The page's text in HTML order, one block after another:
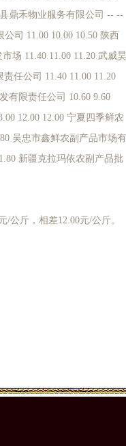
鼎禾物业服务有限公司 -- --
司 11.00 10.00 10.50 陕西
场 11.40 11.00 11.20 武威昊
任公司 11.40 11.00 11.20
有限责任公司 10.60 9.60
12.00 12.00 宁夏四季鲜农
吴忠市鑫鲜农副产品市场有
新疆克拉玛依农副产品批
公斤，相差12.00元/公斤。